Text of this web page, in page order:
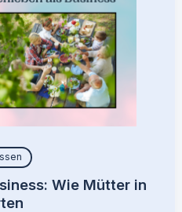
Wie Mütter in